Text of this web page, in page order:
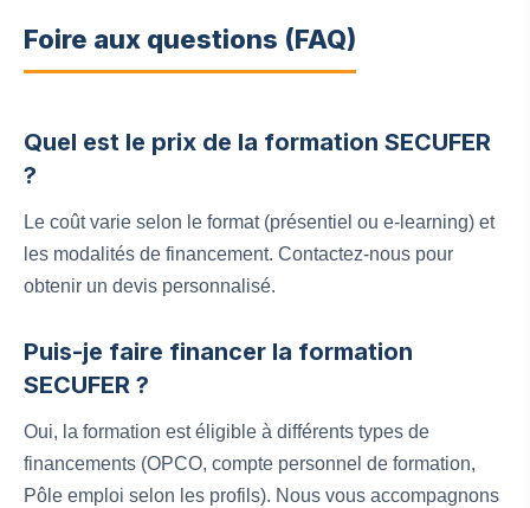
Foire aux questions (FAQ)
Quel est le prix de la formation SECUFER
?
Le coût varie selon le format (présentiel ou e-learning) et
les modalités de financement. Contactez-nous pour
obtenir un devis personnalisé.
Puis-je faire financer la formation
SECUFER ?
Oui, la formation est éligible à différents types de
financements (OPCO, compte personnel de formation,
Pôle emploi selon les profils). Nous vous accompagnons